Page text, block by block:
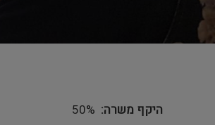
היקף משרה 50%